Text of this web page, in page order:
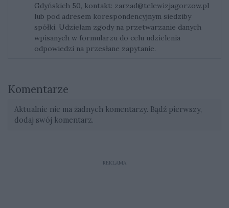
Gdyńskich 50, kontakt: zarzad@telewizjagorzow.pl
lub pod adresem korespondencyjnym siedziby
spółki. Udzielam zgody na przetwarzanie danych
wpisanych w formularzu do celu udzielenia
odpowiedzi na przesłane zapytanie.
Komentarze
Aktualnie nie ma żadnych komentarzy. Bądź pierwszy,
dodaj swój komentarz.
REKLAMA